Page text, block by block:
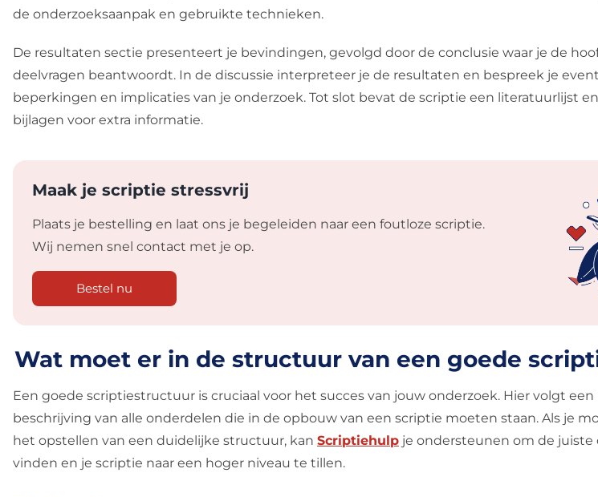
de onderzoeksaanpak en gebruikte technieken.
De resultaten sectie presenteert je bevindingen, gevolgd door de conclusie waar je de
deelvragen beantwoordt. In de discussie interpreteer je de resultaten en bespreek je
beperkingen en implicaties van je onderzoek. Tot slot bevat de scriptie een literatuurlijst
bijlagen voor extra informatie.
Maak je scriptie stressvrij
Plaats je bestelling en laat ons je begeleiden naar een foutloze scriptie.
Wij nemen snel contact met je op.
Bestel nu
Wat moet er in de structuur van een goede
Een goede scriptiestructuur is cruciaal voor het succes van jouw onderzoek. Hier volgt
beschrijving van alle onderdelen die in de opbouw van een scriptie moeten staan. Als je
het opstellen van een duidelijke structuur, kan Scriptiehulpje ondersteunen om de juiste
vinden en je scriptie naar een hoger niveau te tillen.